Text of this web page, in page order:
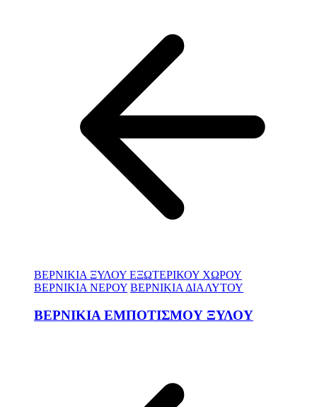
ΒΕΡΝΙΚΙΑ ΞΥΛΟΥ ΕΞΩΤΕΡΙΚΟΥ ΧΩΡΟΥ
ΒΕΡΝΙΚΙΑ ΝΕΡΟΥ ΒΕΡΝΙΚΙΑ ΔΙΑΛΥΤΟΥ
ΒΕΡΝΙΚΙΑ ΕΜΠΟΤΙΣΜΟΥ ΞΥΛΟΥ